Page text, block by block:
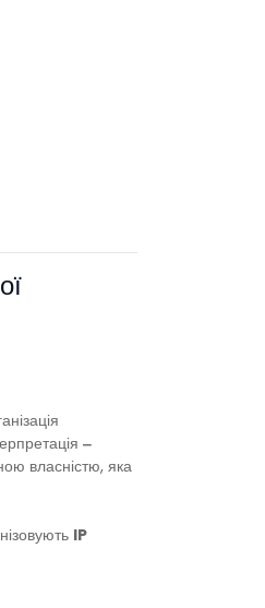
‒
власністю, яка
IP